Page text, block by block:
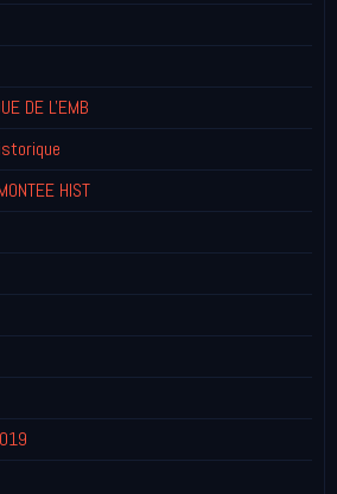
DE L'EMB
HIST